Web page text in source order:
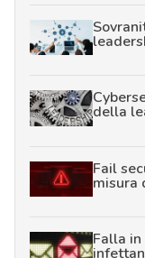
della
Fail
misura
Falla in